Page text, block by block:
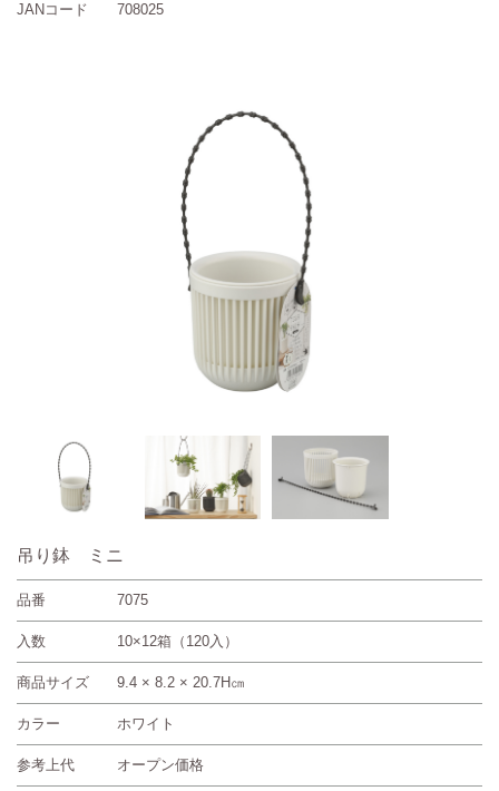
JANコード 708025
吊り鉢 ミニ
品番 7075
入数 10×12箱（120入）
商品サイズ 9.4 × 8.2 × 20.7H㎝
カラー ホワイト
参考上代 オープン価格